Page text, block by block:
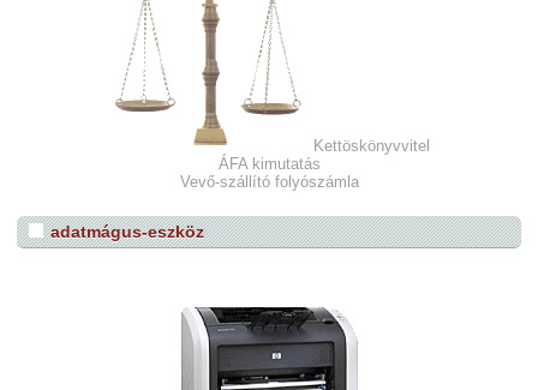
Kettöskönyvvitel
ÁFA kimutatás
Vevő-szállító folyószámla
adatmágus-eszköz